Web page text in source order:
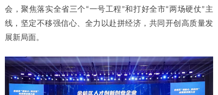
会，聚焦落实全省三个“一号工程”和打好全市“两场硬仗”主
线，坚定不移强信心、全力以赴拼经济，共同开创高质量发
展新局面。